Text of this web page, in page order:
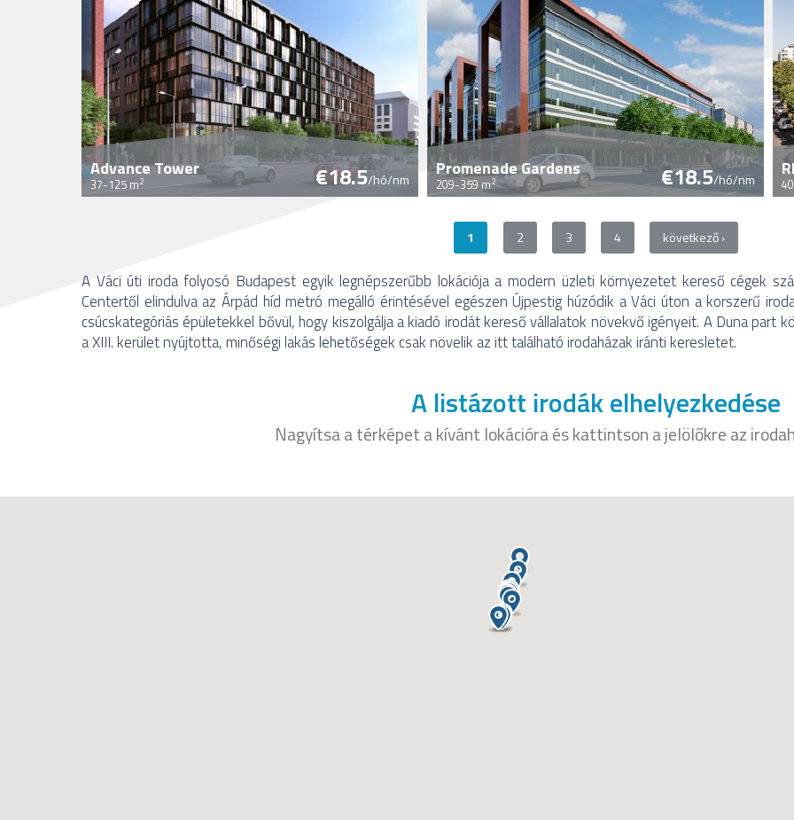
Advance Tower
37-125 m2 €18.5/hó/nm Promenade Gardens
209-359 m2 €18.5/hó/nm
1 2 3 4 következő ›
A Váci úti iroda folyosó Budapest egyik legnépszerűbb lokációja a modern üzleti környezetet kereső cégek
Centertől elindulva az Árpád híd metró megálló érintésével egészen Újpestig húzódik a Váci úton a korszerű
csúcskategóriás épületekkel bővül, hogy kiszolgálja a kiadó irodát kereső vállalatok növekvő igényeit. A Duna part
a XIII. kerület nyújtotta, minőségi lakás lehetőségek csak növelik az itt található irodaházak iránti keresletet.
A listázott irodák elhelyezkedése
Nagyítsa a térképet a kívánt lokációra és kattintson a jelölőkre az